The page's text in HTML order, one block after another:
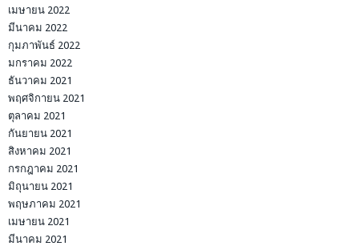
เมษายน 2022
มีนาคม 2022
กุมภาพันธ์ 2022
มกราคม 2022
ธันวาคม 2021
พฤศจิกายน 2021
ตุลาคม 2021
กันยายน 2021
สิงหาคม 2021
กรกฎาคม 2021
มิถุนายน 2021
พฤษภาคม 2021
เมษายน 2021
มีนาคม 2021